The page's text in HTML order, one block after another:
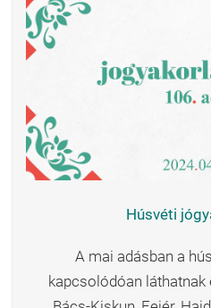
Húsvéti
A mai adásban a
kapcsolódóan